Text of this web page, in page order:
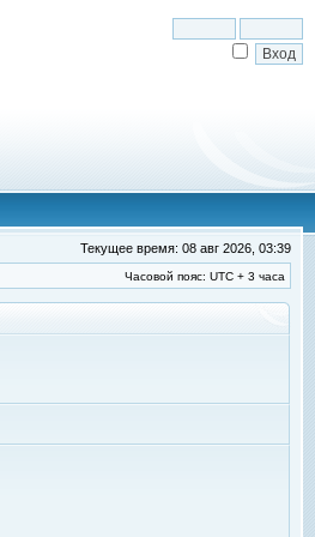
Текущее время: 08 авг 2026, 03:39
Часовой пояс: UTC + 3 часа